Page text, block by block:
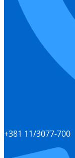
+381 11/3077-700